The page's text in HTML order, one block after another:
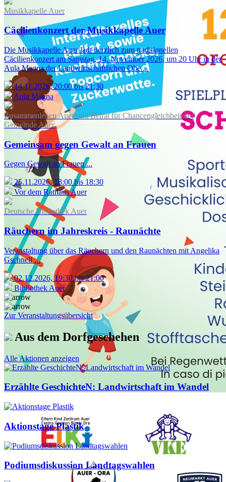
Musikkapelle Auer
Cäcilienkonzert der Musikkapelle Auer
Die Musikkapelle Auer lädt herzlich zum traditionellen
Cäcilienkonzert am Samstag, 14. November 2026, um 20 Uhr in der
Aula Magna der Landwirtschaftlichen Obe ...
14.11.2026, 20:00 bis 21:30
Aula Magna
Zusammenleben Auer und Beirat für Chancengleichheit der
Gemeinde Auer
Gemeinsam gegen Gewalt an Frauen
Gegen Gewalt an Frauen ...
25.11.2026, 18:00 bis 18:30
Vor dem Rathaus Auer
Deutsche Bibliothek Auer
Räuchern im Jahreskreis - Raunächte
Veranstaltung über das Räuchern und den Raunächten mit Angelika
Gschnell ...
02.12.2026, 19:30 bis 21:00
Bibliothek Auer
Zur Veranstaltungsübersicht
Aus dem Dorfgeschehen
Alle Aktionen anzeigen
Erzählte GeschichteN: Landwirtschaft im Wandel
Aktionstage Plastik
Podiumsdiskussion Landtagswahlen